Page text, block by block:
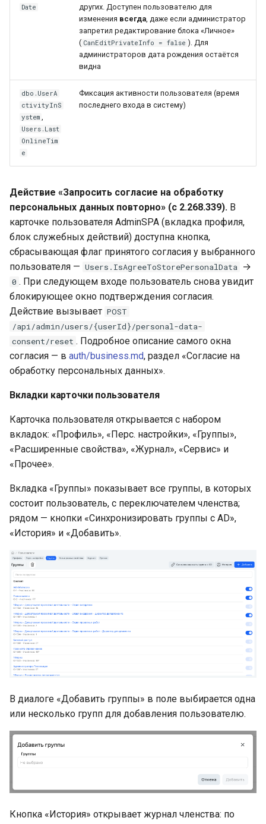
Date
других. Доступен пользователю для
изменения всегда , даже если администратор
запретил редактирование блока «Личное»
( CanEditPrivateInfo = false ). Для
администраторов дата рождения остаётся
видна
dbo.UserA
ctivityInS
ystem
Users.Last
OnlineTim
e
Фиксация активности пользователя (время
последнего входа в систему)
Действие «Запросить согласие на обработку
персональных данных повторно» (с 2.268.339). В
карточке пользователя AdminSPA (вкладка профиля,
блок служебных действий) доступна кнопка,
сбрасывающая флаг принятого согласия у выбранного
пользователя — Users.IsAgreeToStorePersonalData →
0 . При следующем входе пользователь снова увидит
блокирующее окно подтверждения согласия.
Действие вызывает POST
/api/admin/users/{userId}/personal-data-
consent/reset . Подробное описание самого окна
согласия — в auth/business.md, раздел «Согласие на
обработку персональных данных».
Вкладки карточки пользователя
Карточка пользователя открывается с набором
вкладок: «Профиль», «Перс. настройки», «Группы»,
«Расширенные свойства», «Журнал», «Сервис» и
«Прочее».
Вкладка «Группы» показывает все группы, в которых
состоит пользователь, с переключателем членства;
рядом — кнопки «Синхронизировать группы с AD»,
«История» и «Добавить».
В диалоге «Добавить группы» в поле выбирается одна
или несколько групп для добавления пользователю.
Кнопка «История» открывает журнал членства: по